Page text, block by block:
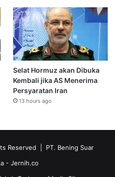
Selat Hormuz akan Dibuka
Kembali jika AS Menerima
Persyaratan Iran
13 hours ago
Reserved | PT. Bening Suar
- Jernih.co